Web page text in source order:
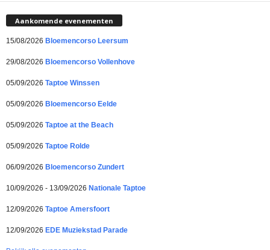
Aankomende evenementen
15/08/2026 Bloemencorso Leersum
29/08/2026 Bloemencorso Vollenhove
05/09/2026 Taptoe Winssen
05/09/2026 Bloemencorso Eelde
05/09/2026 Taptoe at the Beach
05/09/2026 Taptoe Rolde
06/09/2026 Bloemencorso Zundert
10/09/2026 - 13/09/2026 Nationale Taptoe
12/09/2026 Taptoe Amersfoort
12/09/2026 EDE Muziekstad Parade